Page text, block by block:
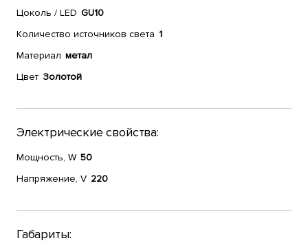
Цоколь / LED GU10
Количество источников света 1
Материал метал
Цвет Золотой
Электрические свойства:
Мощность, W 50
Напряжение, V 220
Габариты: